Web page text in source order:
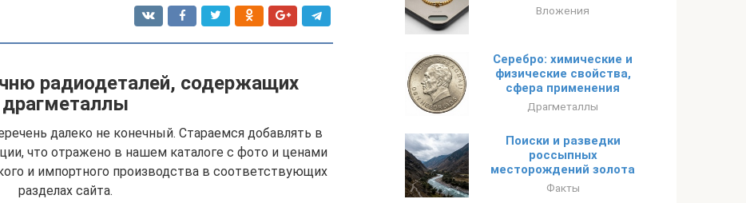
радиодеталей, содержащих
драгметаллы
далеко не конечный. Стараемся добавлять в
что отражено в нашем каталоге с фото и ценами
и импортного производства в соответствующих
разделах сайта.
Вложения
Серебро: химические и
физические свойства,
сфера применения
Драгметаллы
Поиски и разведки
россыпных
месторождений золота
Факты